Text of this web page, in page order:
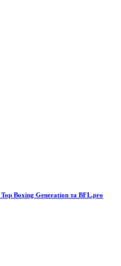
Top Boxing Generation та BFL.pro